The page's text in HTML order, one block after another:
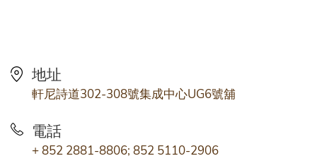
地址
軒尼詩道302-308號集成中心UG6號舖
電話
+ 852 2881-8806; 852 5110-2906